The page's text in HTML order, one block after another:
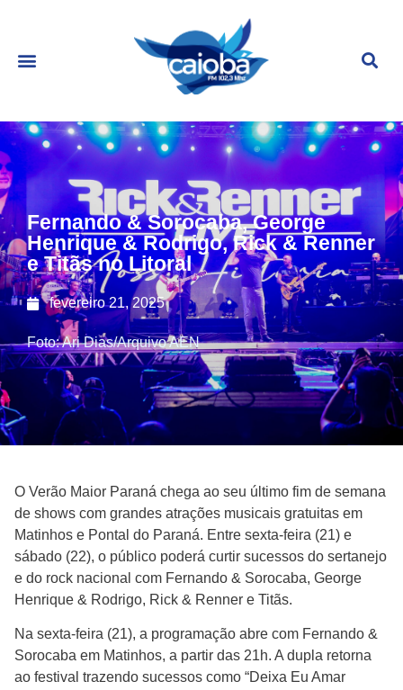
Fernando & Sorocaba, George
Henrique & Rodrigo, Rick & Renner
e Titãs no Litoral
fevereiro 21, 2025
Foto: Ari Dias/Arquivo AEN
O Verão Maior Paraná chega ao seu último fim de semana
de shows com grandes atrações musicais gratuitas em
Matinhos e Pontal do Paraná. Entre sexta-feira (21) e
sábado (22), o público poderá curtir sucessos do sertanejo
e do rock nacional com Fernando & Sorocaba, George
Henrique & Rodrigo, Rick & Renner e Titãs.
Na sexta-feira (21), a programação abre com Fernando &
Sorocaba em Matinhos, a partir das 21h. A dupla retorna
ao festival trazendo sucessos como “Deixa Eu Amar